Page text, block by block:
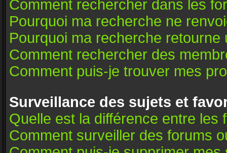
Comment rechercher dans les
Pourquoi ma recherche ne
Pourquoi ma recherche retourne
Comment rechercher des
Comment puis-je trouver mes
Surveillance des sujets et
Quelle est la différence entre les
Comment surveiller des forums